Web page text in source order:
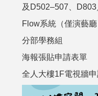
及D502–507、
Flow系統（僅演藝廳
分部學務組
海報張貼申請表單
全人大樓1F電視牆